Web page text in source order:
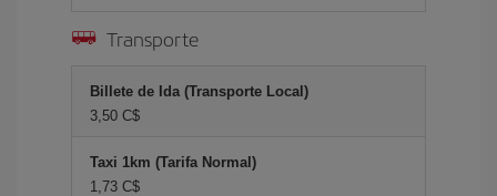
Transporte
Billete de Ida (Transporte Local)
3,50 C$
Taxi 1km (Tarifa Normal)
1,73 C$